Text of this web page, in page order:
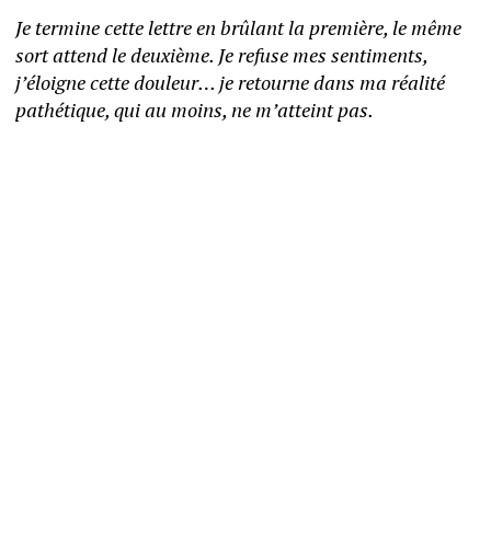
Je termine cette lettre en brûlant la première, le même
sort attend le deuxième. Je refuse mes sentiments,
j’éloigne cette douleur… je retourne dans ma réalité